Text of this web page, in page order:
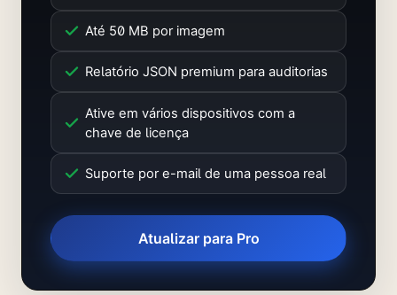
Até 50 MB por imagem
Relatório JSON premium para auditorias
Ative em vários dispositivos com a
chave de licença
Suporte por e-mail de uma pessoa real
Atualizar para Pro